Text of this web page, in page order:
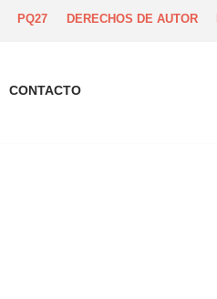
PQ27 DERECHOS DE AUTOR
CONTACTO